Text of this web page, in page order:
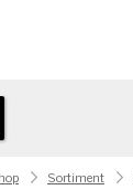
Sortiment